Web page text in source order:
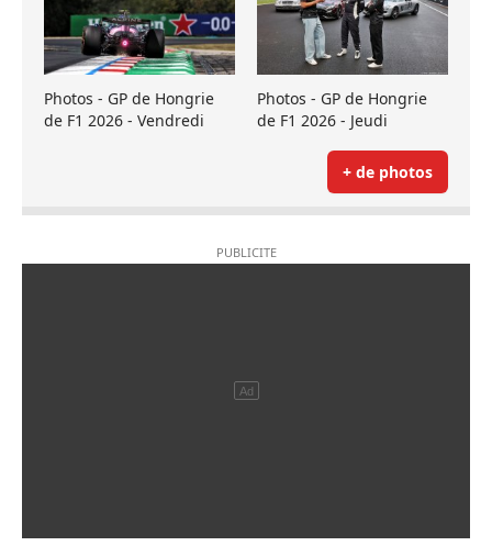
Photos - GP de Hongrie
de F1 2026 - Vendredi
Photos - GP de Hongrie
de F1 2026 - Jeudi
+ de photos